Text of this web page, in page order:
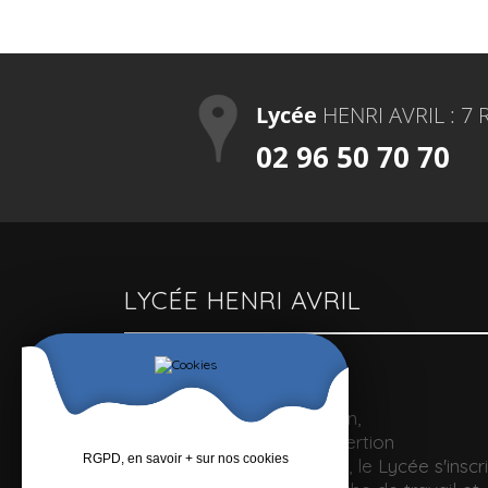
Lycée HENRI AVRIL :
02 96 50 70 70
LYCÉE HENRI AVRIL
Un lycée polyvalent
Pour optimiser la formation,
l'accompagnement et l'insertion
professionnelle des jeunes, le Lycée
RGPD, en savoir + sur nos cookies